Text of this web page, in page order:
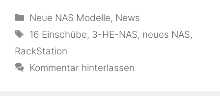
Kategorien
Neue NAS Modelle, News
Schlagwörter
16 Einschübe, 3-HE-NAS, neues NAS,
RackStation
Kommentar hinterlassen